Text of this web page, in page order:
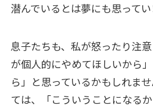
潜んでいるとは夢にも思ってい
息子たちも、私が怒ったり注
が個人的にやめてほしいから
ら」と思っているかもしれま
ては、「こういうことになる